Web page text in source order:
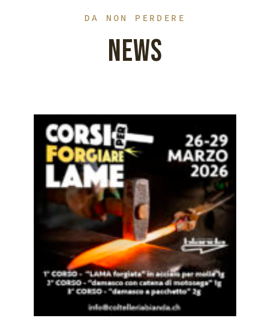
DA NON PERDERE
NEWS